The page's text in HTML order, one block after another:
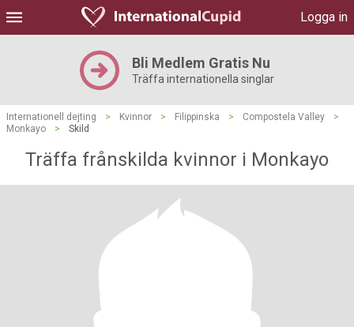
Logga in
Bli Medlem Gratis Nu
Träffa internationella singlar
Internationell dejting > Kvinnor > Filippinska > Compostela Valley
>
Monkayo
> Skild
Träffa frånskilda kvinnor i Monkayo